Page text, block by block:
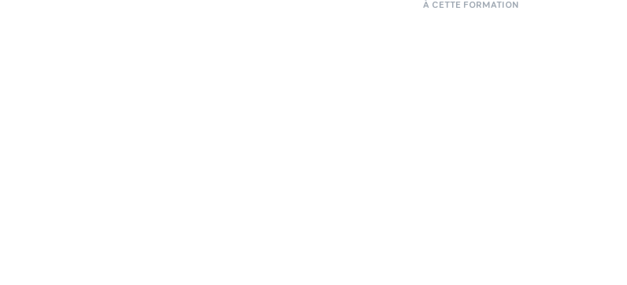
À CETTE FORMATION